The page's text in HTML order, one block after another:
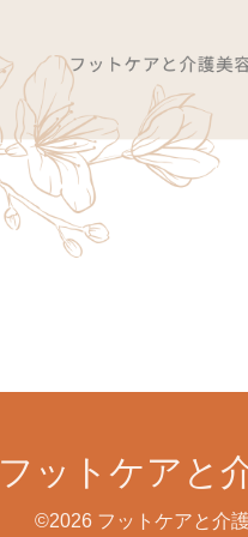
フットケアと
©2026 フットケアと介